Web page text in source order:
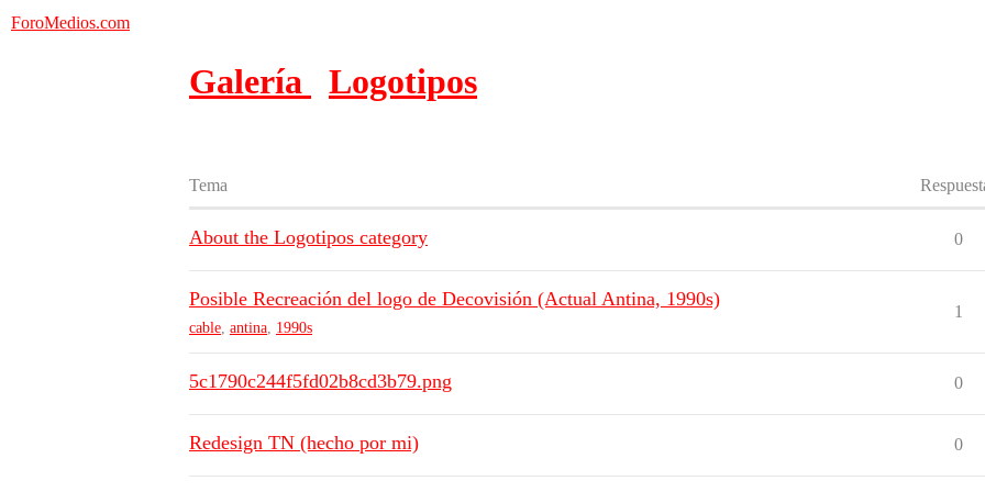
ForoMedios.com
Galería Logotipos
Tema
About the Logotipos category 0
Posible Recreación del logo de Decovisión (Actual Antina, 1990s)
cable, antina, 1990s
1
5c1790c244f5fd02b8cd3b79.png 0
Redesign TN (hecho por mi) 0